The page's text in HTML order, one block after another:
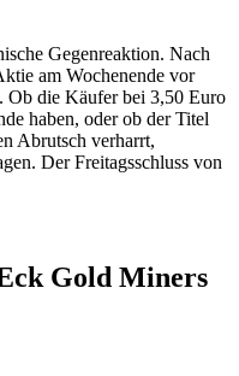
Gegenreaktion. Nach
am Wochenende vor
Ob die Käufer bei 3,50 Euro
haben, oder ob der Titel
Abrutsch verharrt,
Der Freitagsschluss von
Gold Miners